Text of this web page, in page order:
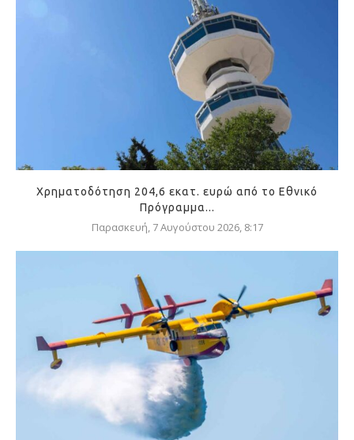
Χρηματοδότηση 204,6 εκατ. ευρώ από το Εθνικό
Πρόγραμμα...
Παρασκευή, 7 Αυγούστου 2026, 8:17